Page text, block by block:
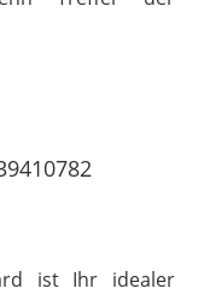
ist Ihr idealer